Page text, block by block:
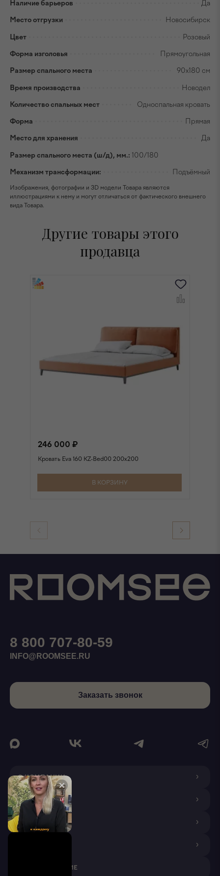
Наличие барьеров Да
Место отгрузки Новосибирск
Цвет Розовый
Форма изголовья Прямоугольная
Размер спального места 90х180 см
Время производства Новодел
Количество спальных мест Односпальная кровать
Форма Прямая
Место для хранения Да
Размер спального места (ш/д), мм.: 100/180
Механизм трансформации: Подъёмный
Изображения, фотографии и 3D модели Товара являются
иллюстрациями к нему и могут отличаться от фактического внешнего
вида Товара.
Другие товары этого
продавца
246 000 ₽
Кровать Eva 160 KZ-Bed00 200х200
В КОРЗИНУ
О КОМПАНИИ
ДИЗАЙНЕРАМ
ПОКУПАТЕЛЯМ
VR ПРИЛОЖЕНИЕ
8 800 707-80-59
INFO@ROOMSEE.RU
Заказать звонок